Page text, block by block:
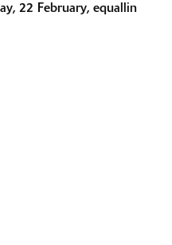
22 February, equallin